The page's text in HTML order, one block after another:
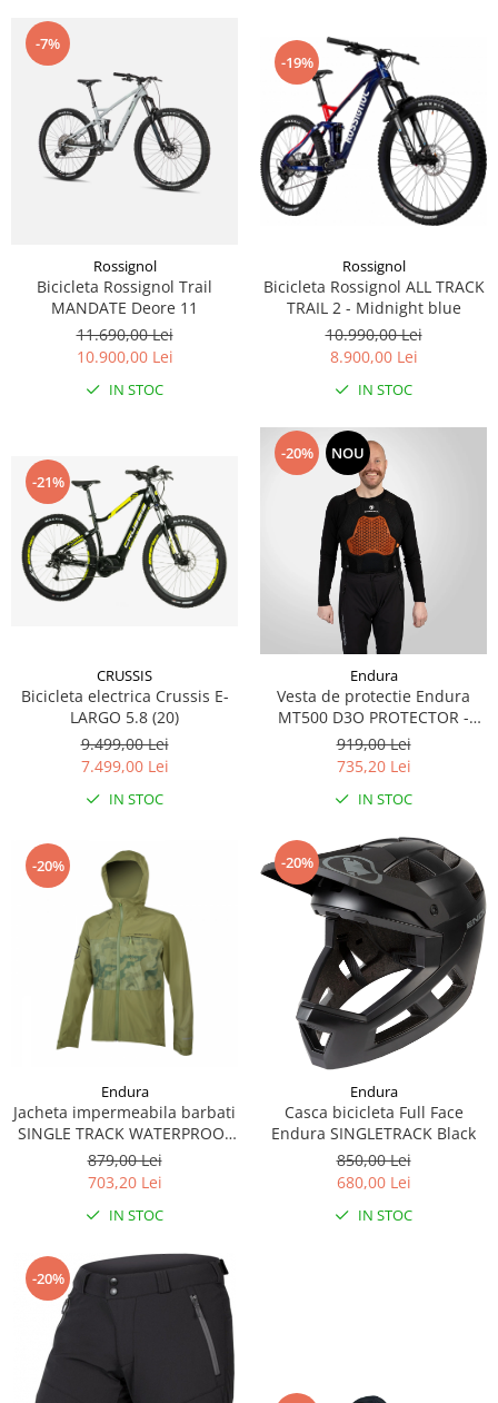
-7%
Rossignol
Bicicleta Rossignol Trail
MANDATE Deore 11
11.690,00 Lei
10.900,00 Lei
IN STOC
-19%
Rossignol
Bicicleta Rossignol ALL TRACK
TRAIL 2 - Midnight blue
10.990,00 Lei
8.900,00 Lei
IN STOC
-21%
CRUSSIS
Bicicleta electrica Crussis E-
LARGO 5.8 (20)
9.499,00 Lei
7.499,00 Lei
IN STOC
-20% NOU
Endura
Vesta de protectie Endura
MT500 D3O PROTECTOR -
BLACK
919,00 Lei
735,20 Lei
IN STOC
-20%
Endura
Jacheta impermeabila barbati
SINGLE TRACK WATERPROOF
II Green Olive
879,00 Lei
703,20 Lei
IN STOC
-20%
Endura
Casca bicicleta Full Face
Endura SINGLETRACK Black
850,00 Lei
680,00 Lei
IN STOC
-20%